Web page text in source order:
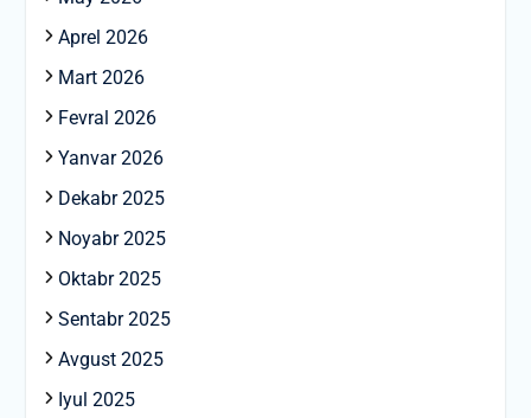
Aprel 2026
Mart 2026
Fevral 2026
Yanvar 2026
Dekabr 2025
Noyabr 2025
Oktabr 2025
Sentabr 2025
Avgust 2025
Iyul 2025